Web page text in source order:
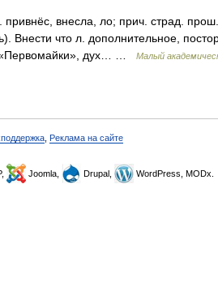
внесла, ло; прич. страд.
Внести что л. дополнительное,
«Первомайки», дух… …
Малый
Реклама на сайте
Joomla, Drupal, WordPress, MODx.